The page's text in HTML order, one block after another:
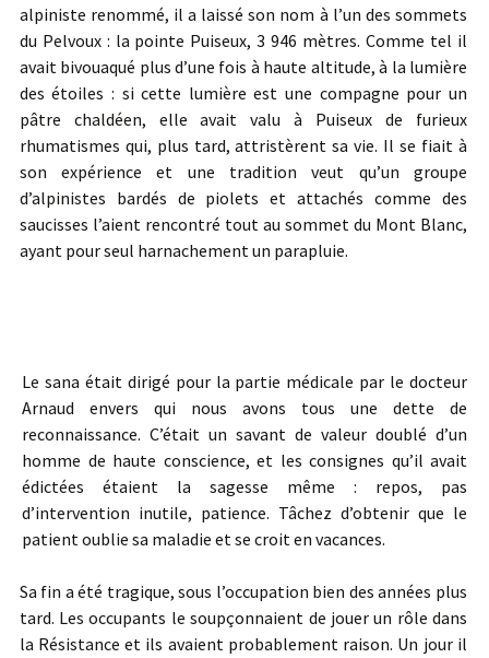
alpiniste renommé, il a laissé son nom à l’un des sommets
du Pelvoux : la pointe Puiseux, 3 946 mètres. Comme tel il
avait bivouaqué plus d’une fois à haute altitude, à la lumière
des étoiles : si cette lumière est une compagne pour un
pâtre chaldéen, elle avait valu à Puiseux de furieux
rhumatismes qui, plus tard, attristèrent sa vie. Il se fiait à
son expérience et une tradition veut qu’un groupe
d’alpinistes bardés de piolets et attachés comme des
saucisses l’aient rencontré tout au sommet du Mont Blanc,
ayant pour seul harnachement un parapluie.
Le sana était dirigé pour la partie médicale par le docteur
Arnaud envers qui nous avons tous une dette de
reconnaissance. C’était un savant de valeur doublé d’un
homme de haute conscience, et les consignes qu’il avait
édictées étaient la sagesse même : repos, pas
d’intervention inutile, patience. Tâchez d’obtenir que le
patient oublie sa maladie et se croit en vacances.
Sa fin a été tragique, sous l’occupation bien des années plus
tard. Les occupants le soupçonnaient de jouer un rôle dans
la Résistance et ils avaient probablement raison. Un jour il